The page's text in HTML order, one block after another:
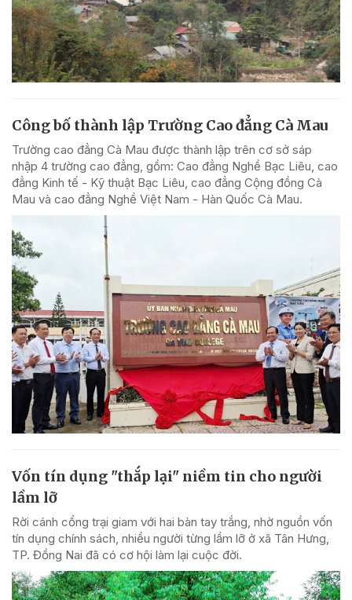
Công bố thành lập Trường Cao đẳng Cà Mau
Trường cao đẳng Cà Mau được thành lập trên cơ sở sáp
nhập 4 trường cao đẳng, gồm: Cao đẳng Nghề Bạc Liêu, cao
đẳng Kinh tế - Kỹ thuật Bạc Liêu, cao đẳng Cộng đồng Cà
Mau và cao đẳng Nghề Việt Nam - Hàn Quốc Cà Mau.
Vốn tín dụng "thắp lại" niềm tin cho người
lầm lỡ
Rời cánh cổng trại giam với hai bàn tay trắng, nhờ nguồn vốn
tín dụng chính sách, nhiều người từng lầm lỡ ở xã Tân Hưng,
TP. Đồng Nai đã có cơ hội làm lại cuộc đời.